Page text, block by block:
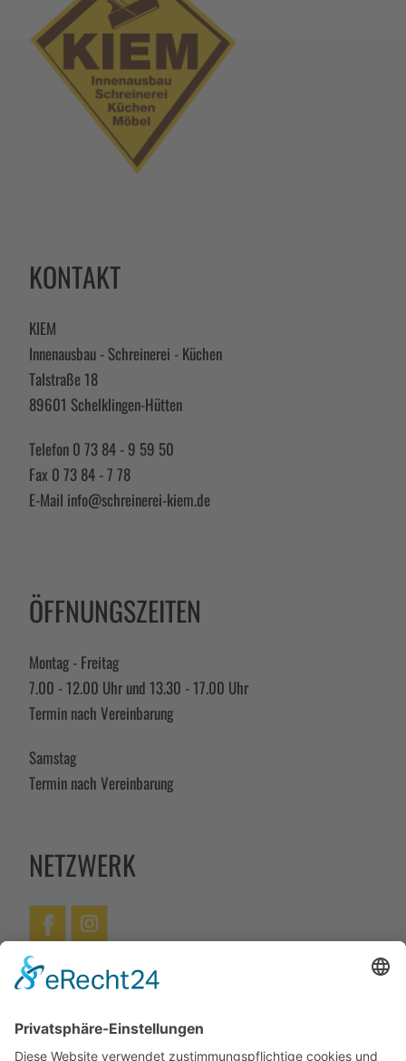
Platform&eRecht24
KONTAKT
KIEM
Innenausbau - Schreinerei - Küchen
Talstraße 18
89601 Schelklingen-Hütten
Telefon 0 73 84 - 9 59 50
Fax 0 73 84 - 7 78
E-Mail info@schreinerei-kiem.de
ÖFFNUNGSZEITEN
Montag - Freitag
7.00 - 12.00 Uhr und 13.30 - 17.00 Uhr
Termin nach Vereinbarung
Samstag
Termin nach Vereinbarung
NETZWERK
Facebook